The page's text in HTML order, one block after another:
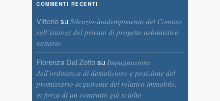
COMMENTI RECENTI
Vittoriosu Silenzio-inadempimento del Comune
sull’istanza del privato di progetto urbanistico
unitario
Fiorenza Dal Zottosu Impugnazione
dell’ordinanza di demolizione e posizione del
promissario acquirente del relativo immobile,
in forza di un contratto già sciolto